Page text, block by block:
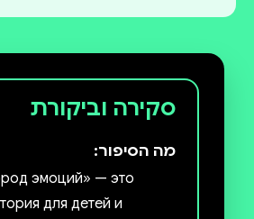
סקירה וביקורת
מה הסיפור:
эмоций» — это
для детей и